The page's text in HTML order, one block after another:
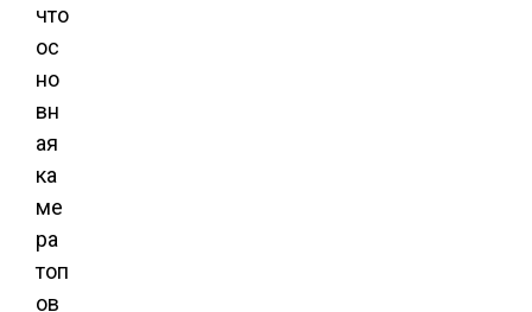
что
ос
но
вн
ая
ка
ме
ра
топ
ов